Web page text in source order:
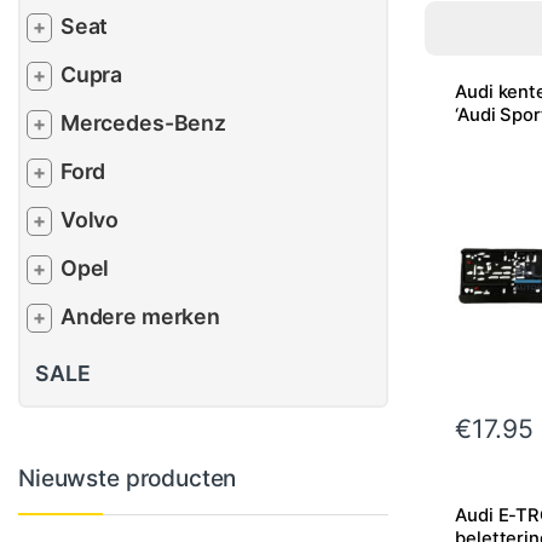
Audi
‘Audi
€17.95
Audi E-
+ Seat
+ Cupra
+ Mercedes-Benz
+ Ford
+ Volvo
+ Opel
+ Andere merken
SALE
Nieuwste producten